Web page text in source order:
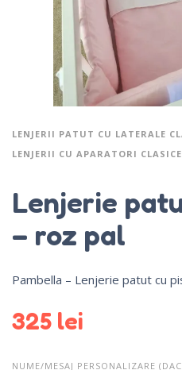
LENJERII PATUT CU LATERALE
LENJERII CU APARATORI CLASICE
Lenjerie
– roz pal
Pambella – Lenjerie patut cu
325 lei
NUME/MESAJ PERSONALIZARE